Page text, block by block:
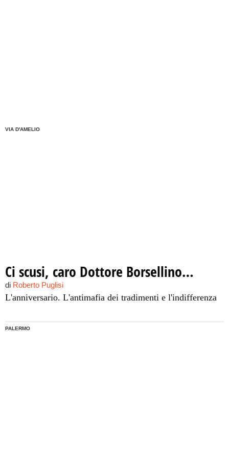
VIA D'AMELIO
Ci scusi, caro Dottore Borsellino…
di Roberto Puglisi
L'anniversario. L'antimafia dei tradimenti e l'indifferenza
PALERMO